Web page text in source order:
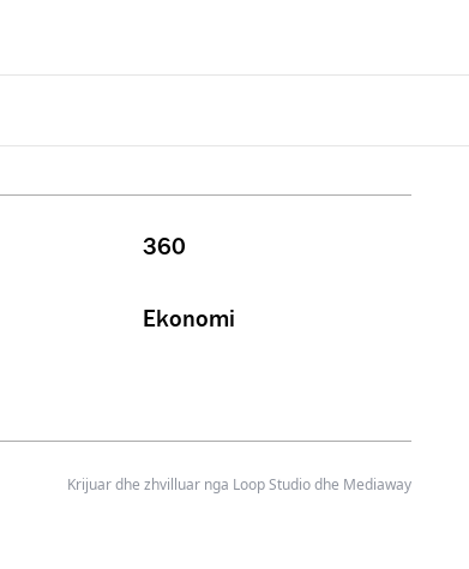
360
Ekonomi
Krijuar dhe zhvilluar nga Loop Studiodhe Mediaway